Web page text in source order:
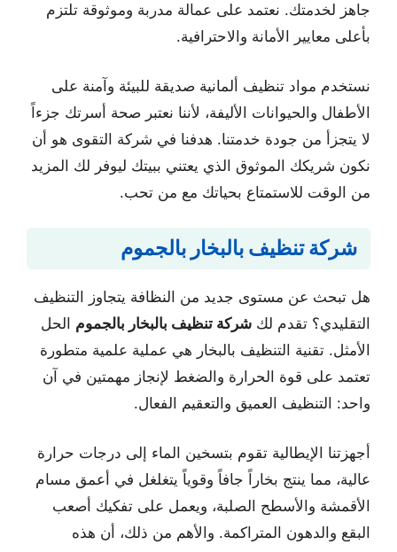
جاهز لخدمتك. نعتمد على عمالة مدربة وموثوقة تلتزم
بأعلى معايير الأمانة والاحترافية.
نستخدم مواد تنظيف ألمانية صديقة للبيئة وآمنة على
الأطفال والحيوانات الأليفة، لأننا نعتبر صحة أسرتك جزءاً
لا يتجزأ من جودة خدمتنا. هدفنا في شركة التقوى هو أن
نكون شريكك الموثوق الذي يعتني ببيتك ليوفر لك المزيد
من الوقت للاستمتاع بحياتك مع من تحب.
شركة تنظيف بالبخار بالجموم
هل تبحث عن مستوى جديد من النظافة يتجاوز التنظيف
التقليدي؟ تقدم لك شركة تنظيف بالبخار بالجموم الحل
الأمثل. تقنية التنظيف بالبخار هي عملية علمية متطورة
تعتمد على قوة الحرارة والضغط لإنجاز مهمتين في آن
واحد: التنظيف العميق والتعقيم الفعال.
أجهزتنا الإيطالية تقوم بتسخين الماء إلى درجات حرارة
عالية، مما ينتج بخاراً جافاً وقوياً يتغلغل في أعمق مسام
الأقمشة والأسطح الصلبة، ويعمل على تفكيك أصعب
البقع والدهون المتراكمة. والأهم من ذلك، أن هذه